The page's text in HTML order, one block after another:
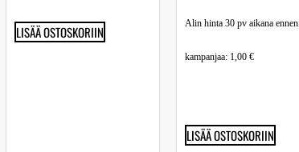
LISÄÄ OSTOSKORIIN
Alin hinta 30 pv aikana ennen
kampanjaa: 1,00€
LISÄÄ OSTOSKORIIN